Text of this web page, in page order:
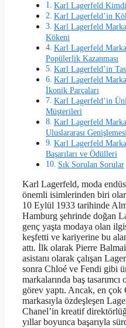
Karl Lagerfeld
Karl Lagerfeld’in
Karl Lagerfeld
Kökeni
Karl Lagerfeld
Popülerlik Kazanması
Karl Lagerfeld’in
Karl Lagerfeld
İkonik Parçaları
Karl Lagerfeld’in
Müşterileri
Karl Lagerfeld
Uluslararası Genişlemesi
Karl Lagerfeld
Başarıları ve Ödülleri
Sık Sorulan Sorular
Karl Lagerfeld, moda
önemli isimlerinden biri
10 Eylül 1933 tarihinde
Hamburg şehrinde doğan
genç yaşta modaya olan
keşfetti ve kariyerine bu
attı. İlk olarak Pierre
asistanı olarak çalışan
sonra Chloé ve Fendi gibi
markalarında baş tasarımcı
görev yaptı. Ancak, en çok
markasıyla özdeşleşen
Chanel’in kreatif
yıllar boyunca başarıyla